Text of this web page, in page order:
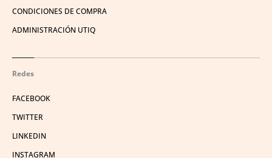
CONDICIONES DE COMPRA
ADMINISTRACIÓN UTIQ
Redes
FACEBOOK
TWITTER
LINKEDIN
INSTAGRAM